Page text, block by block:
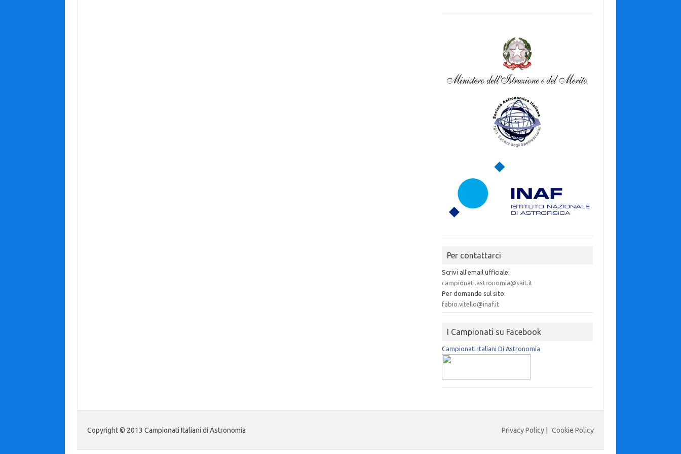
Per contattarci
Scrivi all'email ufficiale:
campionati.astronomia@sait.it
Per domande sul sito:
fabio.vitello@inaf.it
I Campionati su Facebook
Campionati Italiani Di Astronomia
Copyright © 2013 Campionati Italiani di Astronomia Privacy Policy Cookie Policy